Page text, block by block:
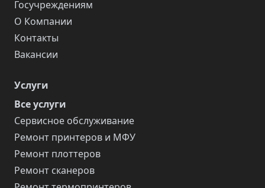
Госучреждениям
О Компании
Контакты
Вакансии
Услуги
Все услуги
Сервисное обслуживание
Ремонт принтеров и МФУ
Ремонт плоттеров
Ремонт сканеров